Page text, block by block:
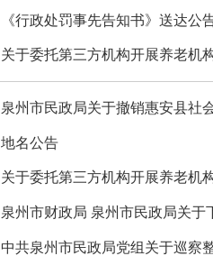
《行政处罚事先告知书》送达公
关于委托第三方机构开展养老机
泉州市民政局关于撤销惠安县社
地名公告
关于委托第三方机构开展养老机
泉州市财政局 泉州市民政局关于
中共泉州市民政局党组关于巡察